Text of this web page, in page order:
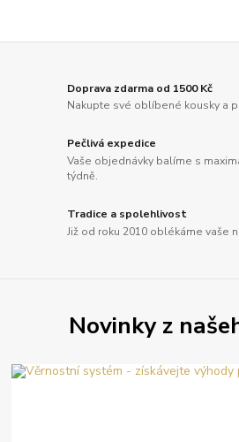
Doprava zdarma od 1500 Kč
Nakupte své oblíbené kousky a
Pečlivá expedice
Vaše objednávky balíme s
týdně.
Tradice a spolehlivost
Již od roku 2010 oblékáme vaše
Novinky z